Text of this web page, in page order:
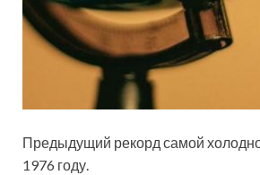
Предыдущий рекорд самой
1976 году.